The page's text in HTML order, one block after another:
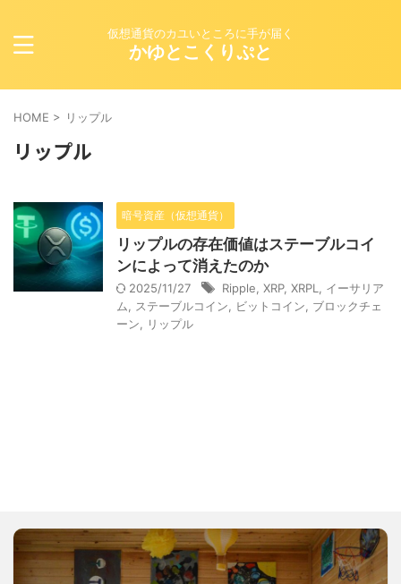
仮想通貨のカユいところに手が届く
かゆとこくりぷと
HOME > リップル
リップル
暗号資産（仮想通貨）
リップルの存在価値はステーブルコイ
ンによって消えたのか
2025/11/27 Ripple XRP, XRPL
イーサリア
ム
ステーブルコイン ビットコイン
ブロックチェ
ーン
リップル